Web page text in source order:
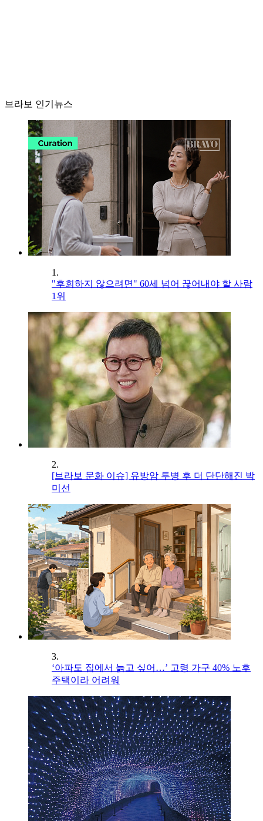
브라보 인기뉴스
1.
"후회하지 않으려면" 60세 넘어 끊어내야 할 사람
1위
2.
[브라보 문화 이슈] 유방암 투병 후 더 단단해진 박
미선
3.
‘아파도 집에서 늙고 싶어…’ 고령 가구 40% 노후
주택이라 어려워